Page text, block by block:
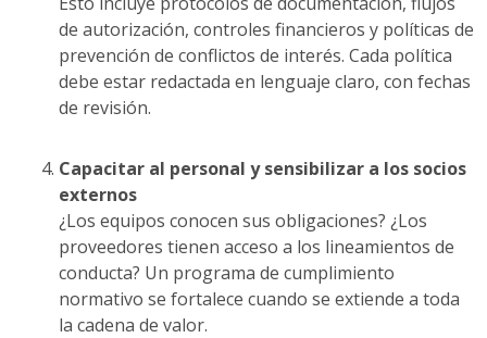
de autorización, controles financieros y políticas de
prevención de conflictos de interés. Cada política
debe estar redactada en lenguaje claro, con fechas
de revisión.
Capacitar al personal y sensibilizar a los socios
externos
¿Los equipos conocen sus obligaciones? ¿Los
proveedores tienen acceso a los lineamientos de
conducta? Un programa de cumplimiento
normativo se fortalece cuando se extiende a toda
la cadena de valor.